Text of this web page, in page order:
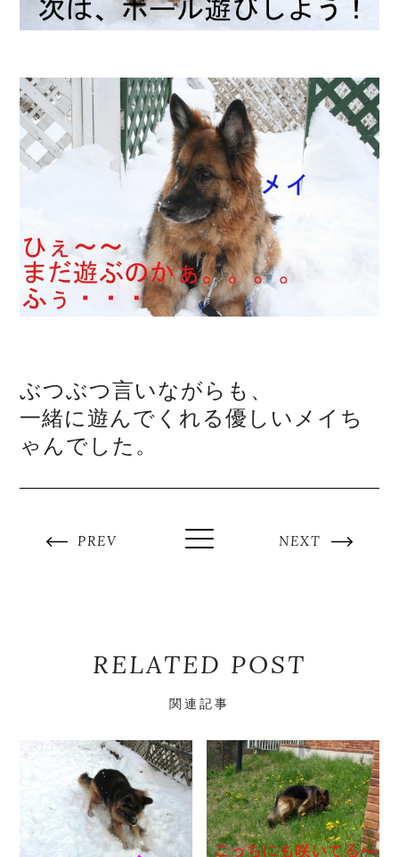
ぶつぶつ言いながらも、
一緒に遊んでくれる優しいメイち
ゃんでした。
PREV NEXT
RELATED POST
関連記事